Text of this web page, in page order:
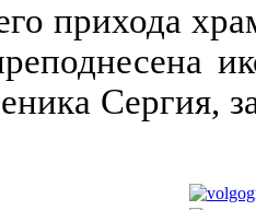
прихода
Сергия,